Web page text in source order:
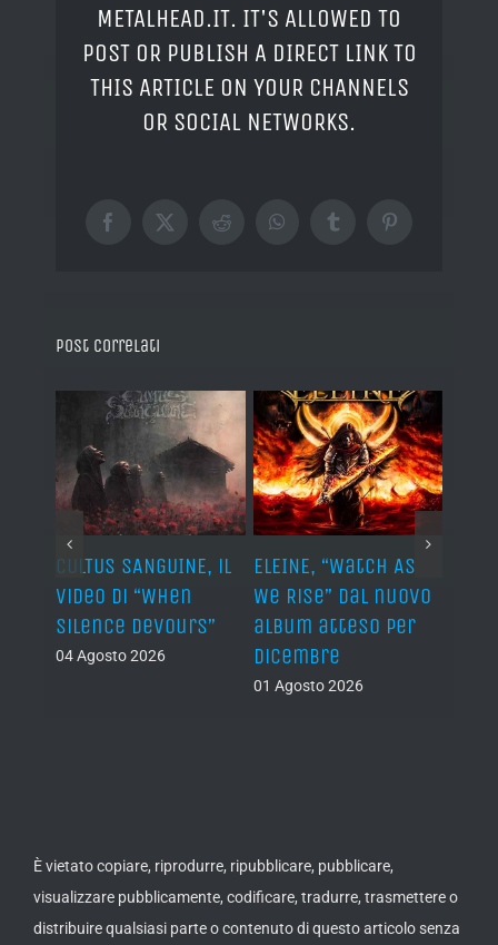
METALHEAD.IT. IT'S ALLOWED TO
POST OR PUBLISH A DIRECT LINK TO
THIS ARTICLE ON YOUR CHANNELS
OR SOCIAL NETWORKS.
Facebook
X RedditWhatsAppTumblrPinterest
Post correlati
CULTUS SANGUINE, il
video di “When
Silence Devours”
04 Agosto 2026
ELEINE, “Watch As
We Rise” dal nuovo
album atteso per
dicembre
01 Agosto 2026
È vietato copiare, riprodurre, ripubblicare, pubblicare,
visualizzare pubblicamente, codificare, tradurre, trasmettere o
distribuire qualsiasi parte o contenuto di questo articolo senza